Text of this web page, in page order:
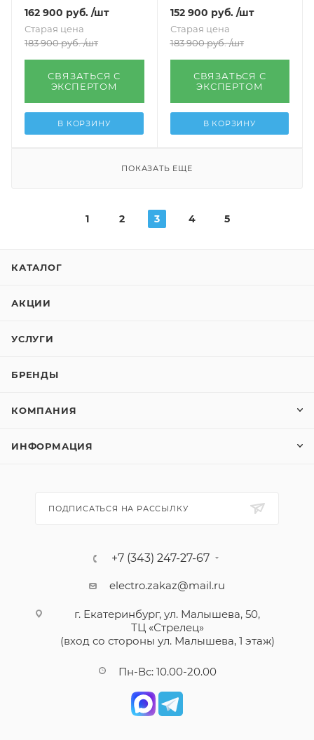
162 900 руб. /шт
Старая цена
183 900руб. /шт
СВЯЗАТЬСЯ С
ЭКСПЕРТОМ
В КОРЗИНУ
152 900 руб. /шт
Старая цена
183 900руб. /шт
СВЯЗАТЬСЯ С
ЭКСПЕРТОМ
В КОРЗИНУ
ПОКАЗАТЬ ЕЩЕ
1 2 3 4 5
КАТАЛОГ
АКЦИИ
УСЛУГИ
БРЕНДЫ
КОМПАНИЯ
ИНФОРМАЦИЯ
ПОДПИСАТЬСЯ НА РАССЫЛКУ
+7 (343) 247-27-67
electro.zakaz@mail.ru
г. Екатеринбург, ул. Малышева, 50,
ТЦ «Стрелец»
(вход со стороны ул. Малышева, 1 этаж)
Пн-Вс: 10.00-20.00